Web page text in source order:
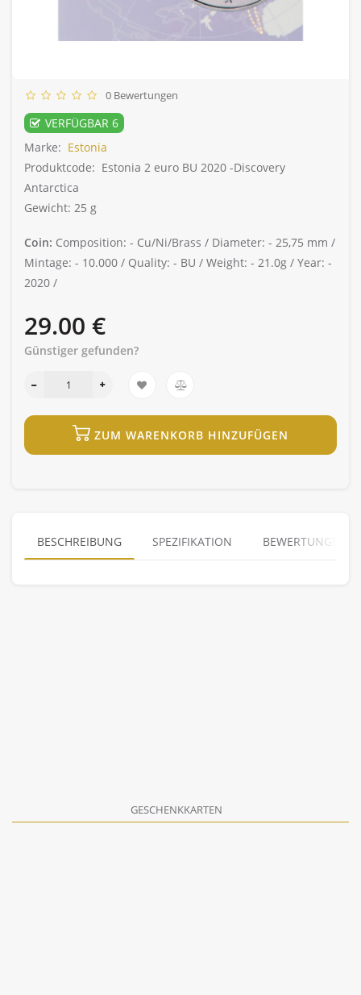
0 Bewertungen
VERFÜGBAR 6
Marke: Estonia
Produktcode: Estonia 2 euro BU 2020 -Discovery
Antarctica
Gewicht: 25 g
Coin: Composition: - Cu/Ni/Brass / Diameter: - 25,75 mm /
Mintage: - 10.000 / Quality: - BU / Weight: - 21.0g / Year: -
2020 /
29.00 €
Günstiger gefunden?
ZUM WARENKORB HINZUFÜGEN
BESCHREIBUNG SPEZIFIKATION BEWERTUNGEN
GESCHENKKARTEN